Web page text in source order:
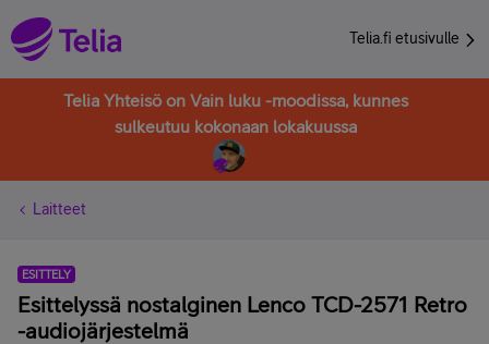
Telia.fi etusivulle
Telia Yhteisö on Vain luku -moodissa, kunnes
sulkeutuu kokonaan lokakuussa
Laitteet
ESITTELY
Esittelyssä nostalginen Lenco TCD-2571 Retro
-audiojärjestelmä